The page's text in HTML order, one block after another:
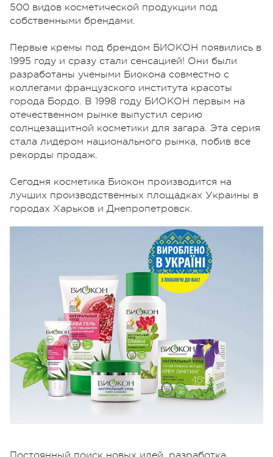
500 видов косметической продукции под
собственными брендами.
Первые кремы под брендом БИОКОН появились в
1995 году и сразу стали сенсацией! Они были
разработаны учеными Биокона совместно с
коллегами французского института красоты
города Бордо. В 1998 году БИОКОН первым на
отечественном рынке выпустил серию
солнцезащитной косметики для загара. Эта серия
стала лидером национального рынка, побив все
рекорды продаж.
Сегодня косметика Биокон производится на
лучших производственных площадках Украины в
городах Харьков и Днепропетровск.